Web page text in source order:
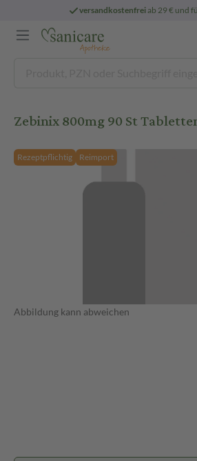
versandkostenfreiab 29 € und
Zebinix 800mg 90 St
Rezeptpflichtig Reimport
Abbildung kann abweichen